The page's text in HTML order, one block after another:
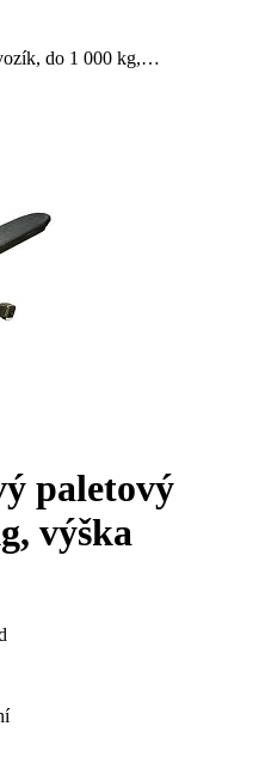
do 1 000 kg,…
paletový
výška